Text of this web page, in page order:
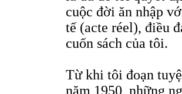
cuộc đời ăn nhập
tế (acte réel), điều
cuốn sách của tôi.
Từ khi tôi đoạn
năm 1950, những